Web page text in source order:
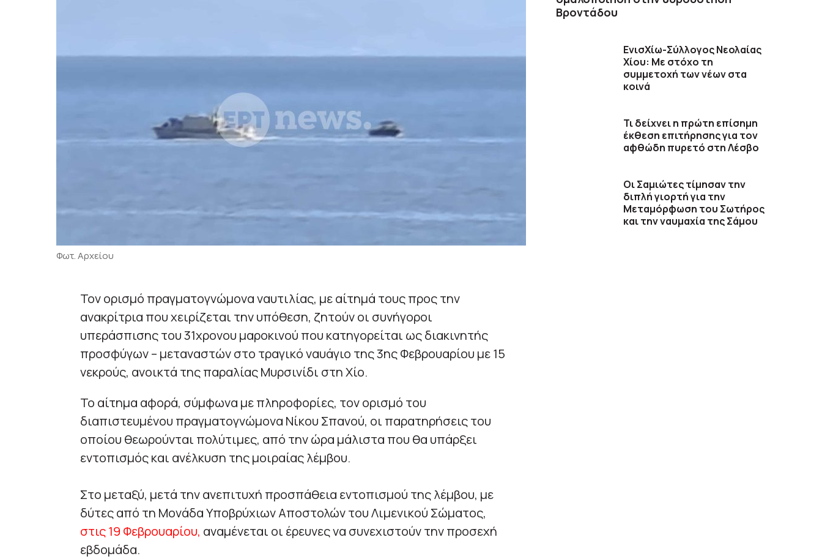
Φωτ. Αρχείου
Τον ορισμό πραγματογνώμονα ναυτιλίας, με αίτημά τους προς την
ανακρίτρια που χειρίζεται την υπόθεση, ζητούν οι συνήγοροι
υπεράσπισης του 31χρονου μαροκινού που κατηγορείται ως διακινητής
προσφύγων – μεταναστών στο τραγικό ναυάγιο της 3ης Φεβρουαρίου με 15
νεκρούς, ανοικτά της παραλίας Μυρσινίδι στη Χίο.
Το αίτημα αφορά, σύμφωνα με πληροφορίες, τον ορισμό του
διαπιστευμένου πραγματογνώμονα Νίκου Σπανού, οι παρατηρήσεις του
οποίου θεωρούνται πολύτιμες, από την ώρα μάλιστα που θα υπάρξει
εντοπισμός και ανέλκυση της μοιραίας λέμβου.
Στο μεταξύ, μετά την ανεπιτυχή προσπάθεια εντοπισμού της λέμβου, με
δύτες από τη Μονάδα Υποβρύχιων Αποστολών του Λιμενικού Σώματος,
στις 19 Φεβρουαρίου, αναμένεται οι έρευνες να συνεχιστούν την προσεχή
εβδομάδα.
Βροντάδου
ΕνισΧίω-Σύλλογος Νεολαίας
Χίου: Με στόχο τη
συμμετοχή των νέων στα
κοινά
Τι δείχνει η πρώτη επίσημη
έκθεση επιτήρησης για τον
αφθώδη πυρετό στη Λέσβο
Οι Σαμιώτες τίμησαν την
διπλή γιορτή για την
Μεταμόρφωση του Σωτήρος
και την ναυμαχία της Σάμου